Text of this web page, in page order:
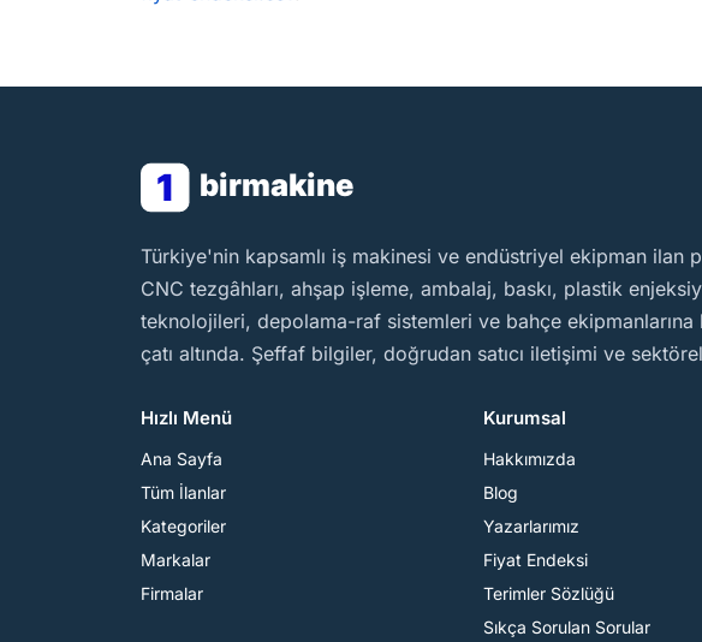
1 birmakine
BirMakine
Türkiye'nin kapsamlı iş makinesi ve endüstriyel ekipman
CNC tezgâhları, ahşap işleme, ambalaj, baskı, plastik
teknolojileri, depolama-raf sistemleri ve bahçe ekipmanlarına
çatı altında. Şeffaf bilgiler, doğrudan satıcı iletişimi ve
Hızlı Menü
Ana Sayfa
Tüm İlanlar
Kategoriler
Markalar
Firmalar
Kurumsal
Hakkımızda
Blog
Yazarlarımız
Fiyat Endeksi
Terimler Sözlüğü
Sıkça Sorulan Sorular